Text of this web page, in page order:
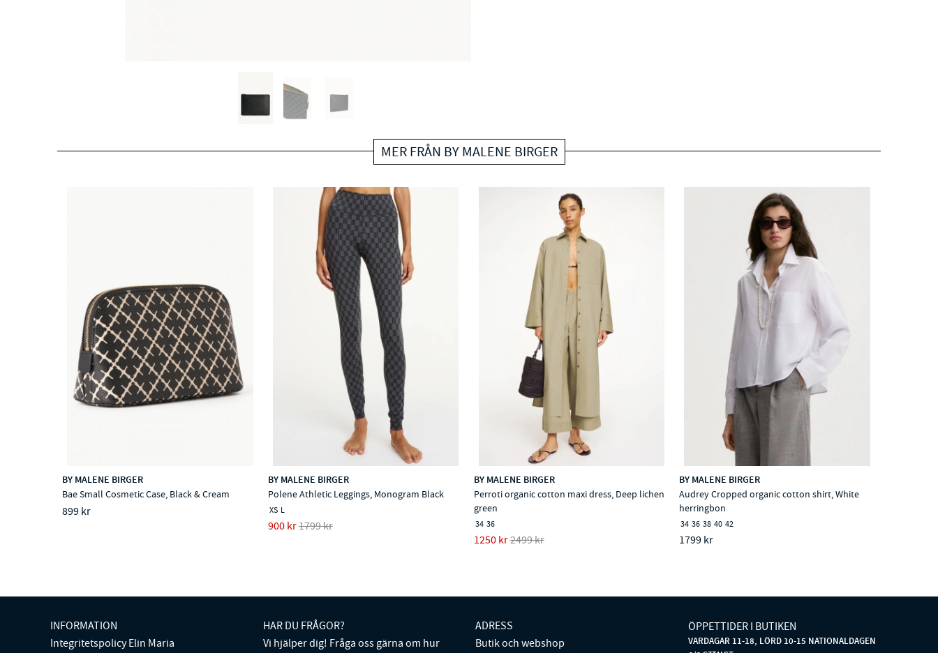
MER FRÅN BY MALENE BIRGER
BY MALENE BIRGER
Bae Small Cosmetic Case, Black & Cream
899 kr
BY MALENE BIRGER
Polene Athletic Leggings, Monogram Black
XS L
900 kr1799 kr
BY MALENE BIRGER
Perroti organic cotton maxi dress, Deep lichen
green
34 36
1250 kr2499 kr
BY MALENE BIRGER
Audrey Cropped organic cotton shirt, White
herringbon
34 36 38 40 42
1799 kr
INFORMATION
Integritetspolicy Elin Maria
HAR DU FRÅGOR?
Vi hjälper dig! Fråga oss gärna om hur
ADRESS
Butik och webshop
ÖPPETTIDER I BUTIKEN
VARDAGAR 11-18, LÖRD 10-15 NATIONALDAGEN